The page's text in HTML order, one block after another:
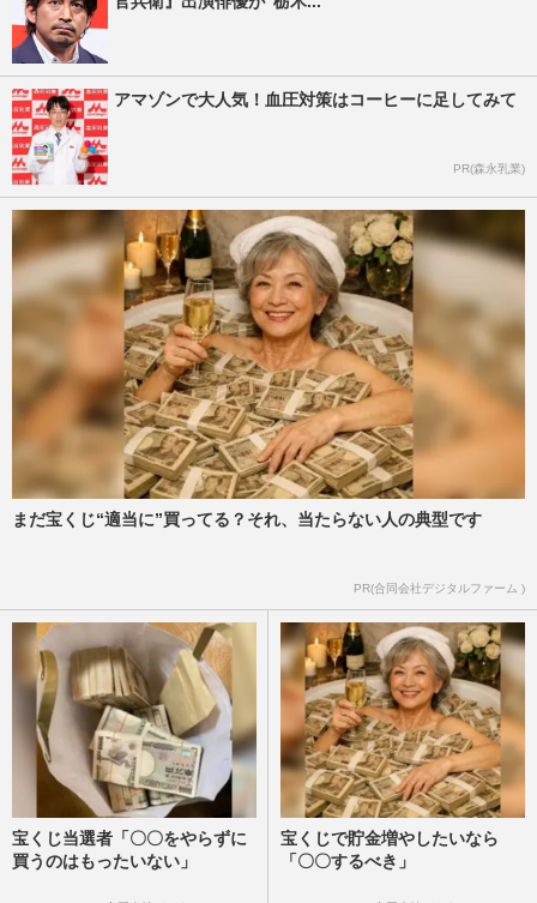
アマゾンで大人気！血圧対策はコーヒーに足してみて
PR(森永乳業)
まだ宝くじ“適当に”買ってる？それ、当たらない人の典型です
PR(合同会社デジタルファーム )
宝くじ当選者「〇〇をやらずに
買うのはもったいない」
宝くじで貯金増やしたいなら
「〇〇するべき」